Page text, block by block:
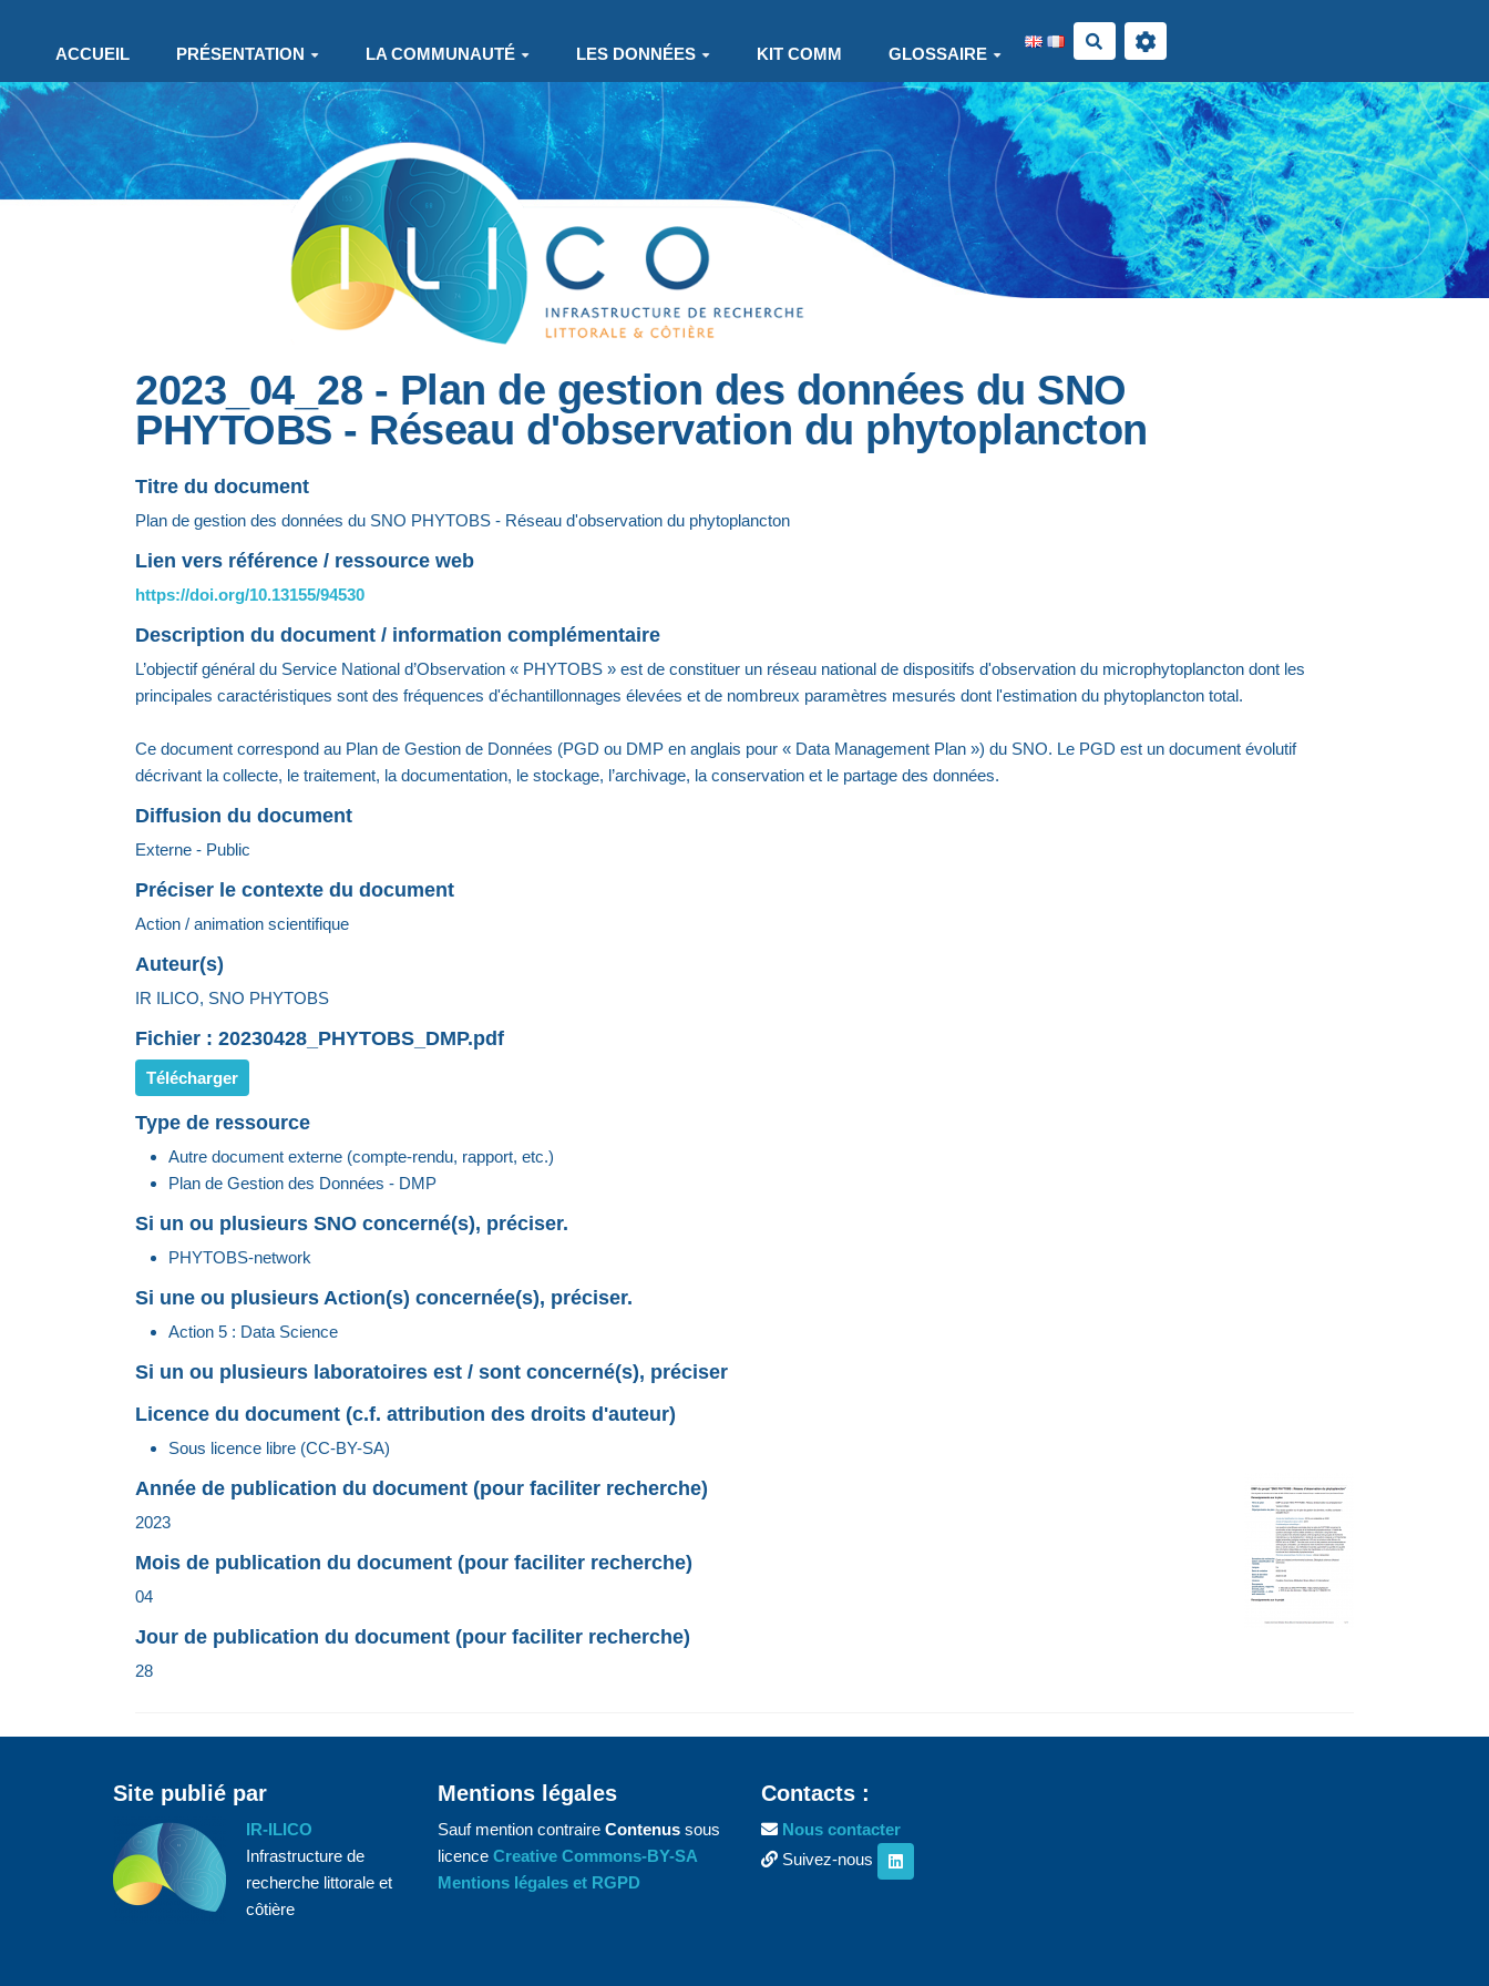
ACCUEIL
PRÉSENTATION LA COMMUNAUTÉ LES DONNÉES KIT COMM GLOSSAIRE
Rechercher
2023_04_28 - Plan de gestion des données du SNO
PHYTOBS - Réseau d'observation du phytoplancton
Titre du document
Plan de gestion des données du SNO PHYTOBS - Réseau d'observation du phytoplancton
Lien vers référence / ressource web
https://doi.org/10.13155/94530
Description du document / information complémentaire
L’objectif général du Service National d’Observation « PHYTOBS » est de constituer un réseau national de dispositifs d'observation du microphytoplancton dont les
principales caractéristiques sont des fréquences d'échantillonnages élevées et de nombreux paramètres mesurés dont l'estimation du phytoplancton total.
Ce document correspond au Plan de Gestion de Données (PGD ou DMP en anglais pour « Data Management Plan ») du SNO. Le PGD est un document évolutif
décrivant la collecte, le traitement, la documentation, le stockage, l’archivage, la conservation et le partage des données.
Diffusion du document
Externe - Public
Préciser le contexte du document
Action / animation scientifique
Auteur(s)
IR ILICO, SNO PHYTOBS
Fichier : 20230428_PHYTOBS_DMP.pdf
Télécharger
Type de ressource
Autre document externe (compte-rendu, rapport, etc.)
Plan de Gestion des Données - DMP
Si un ou plusieurs SNO concerné(s), préciser.
PHYTOBS-network
Si une ou plusieurs Action(s) concernée(s), préciser.
Action 5 : Data Science
Si un ou plusieurs laboratoires est / sont concerné(s), préciser
Licence du document (c.f. attribution des droits d'auteur)
Sous licence libre (CC-BY-SA)
Année de publication du document (pour faciliter recherche)
2023
Mois de publication du document (pour faciliter recherche)
04
Jour de publication du document (pour faciliter recherche)
28
Site publié par
IR-ILICO
Infrastructure de
recherche littorale et
côtière
Mentions légales
Sauf mention contraire Contenussous
licence Creative Commons-BY-SA
Mentions légales et RGPD
Contacts :
Nous contacter
Suivez-nous